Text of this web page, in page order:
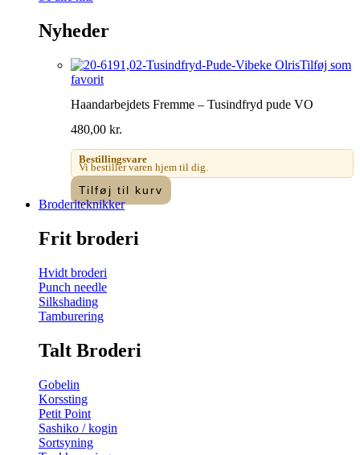
Nyheder
Tilføj som
favorit
Haandarbejdets Fremme – Tusindfryd pude VO
480,00 kr.
Bestillingsvare
Vi bestiller varen hjem til dig.
Tilføj til kurv
Broderiteknikker
Frit broderi
Hvidt broderi
Punch needle
Silkshading
Tamburering
Talt Broderi
Gobelin
Korssting
Petit Point
Sashiko / kogin
Sortsyning